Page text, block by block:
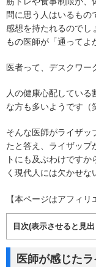
問に思う人はいるもの
感想を持たれるのでし
もの医師が「通ってよ
医者って、デスクワー
人の健康心配している
な方も多いようです（
そんな医師がライザッ
たと答え、ライザップ
トにも及ぶわけです
く現代人には欠かせな
【本ページはアフィ
目次(表示させると見
医師が感じた